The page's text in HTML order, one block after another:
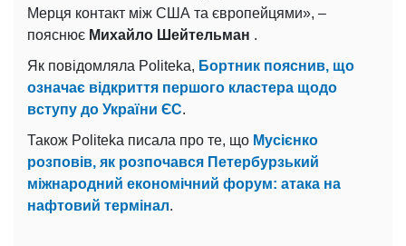
Мерця контакт між США та європейцями», –
пояснює Михайло Шейтельман .
Як повідомляла Politeka, Бортник пояснив, що
означає відкриття першого кластера щодо
вступу до України ЄС.
Також Politeka писала про те, що Мусієнко
розповів, як розпочався Петербурзький
міжнародний економічний форум: атака на
нафтовий термінал.